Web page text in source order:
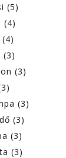
(5)
(4)
(3)
(3)
(3)
(3)
(3)
(3)